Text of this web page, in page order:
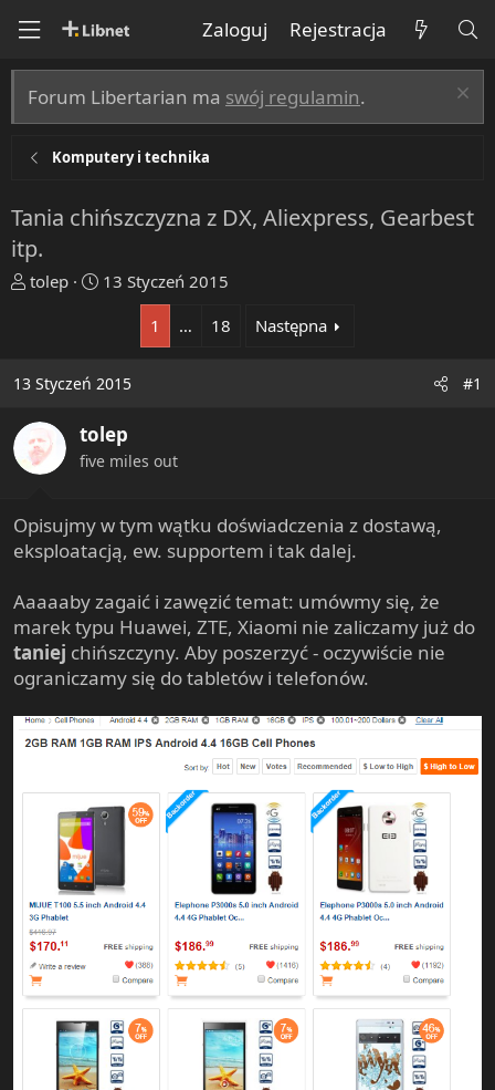
Zaloguj Rejestracja
Forum Libertarian ma swój regulamin.
Komputery i technika
Tania chińszczyzna z DX, Aliexpress, Gearbest
itp.
T
a
d
s
t
a
e
r
tolep
R
o
c
ę
t
13 Styczeń 2015
1
… 18 Następna
13 Styczeń 2015 #1
tolep
five miles out
Opisujmy w tym wątku doświadczenia z dostawą,
eksploatacją, ew. supportem i tak dalej.
Aaaaaby zagaić i zawęzić temat: umówmy się, że
marek typu Huawei, ZTE, Xiaomi nie zaliczamy już do
taniej chińszczyny. Aby poszerzyć - oczywiście nie
ograniczamy się do tabletów i telefonów.